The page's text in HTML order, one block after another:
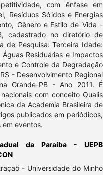
com ênfase em
Resíduos Sólidos e Energias
Gênero e Estilo de Vida -
cadastrado no diretório de
de Pesquisa: Terceira Idade:
Residuárias e Impactos
e Controle da Degradação
- Desenvolvimento Regional
Grande-PB - Ano 2011. É
com conceito Qualis
da Academia Brasileira de
publicados em periódicos,
em eventos.
da Paraíba - UEPB
- Universidade do Minho